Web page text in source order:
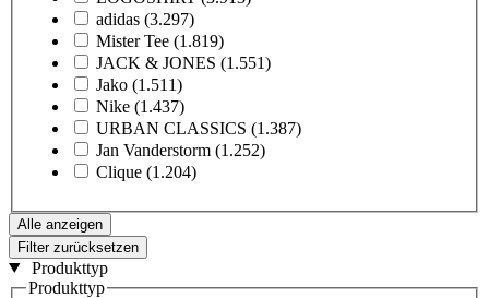
adidas (3.297)
Mister Tee (1.819)
JACK & JONES (1.551)
Jako (1.511)
Nike (1.437)
URBAN CLASSICS (1.387)
Jan Vanderstorm (1.252)
Clique (1.204)
Alle anzeigen
Filter zurücksetzen
Produkttyp
Produkttyp